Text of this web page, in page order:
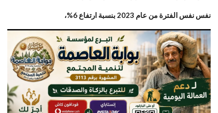
نفس نفس الفترة من عام 2023 بنسبة ارتفاع 6%،